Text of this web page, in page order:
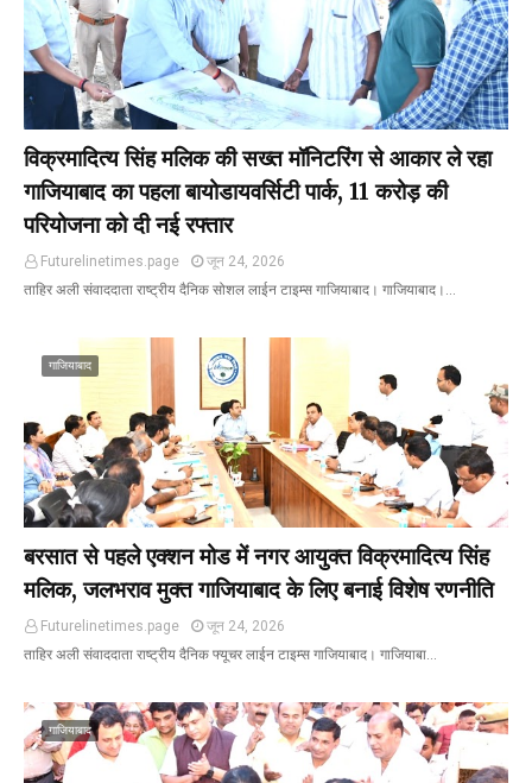
विक्रमादित्य सिंह मलिक की सख्त मॉनिटरिंग से आकार ले रहा
गाजियाबाद का पहला बायोडायवर्सिटी पार्क, 11 करोड़ की
परियोजना को दी नई रफ्तार
Futurelinetimes.page
जून 24, 2026
ताहिर अली संवाददाता राष्ट्रीय दैनिक सोशल लाईन टाइम्स गाजियाबाद। गाजियाबाद।…
गाजियाबाद
बरसात से पहले एक्शन मोड में नगर आयुक्त विक्रमादित्य सिंह
मलिक, जलभराव मुक्त गाजियाबाद के लिए बनाई विशेष रणनीति
Futurelinetimes.page
जून 24, 2026
ताहिर अली संवाददाता राष्ट्रीय दैनिक फ्यूचर लाईन टाइम्स गाजियाबाद। गाजियाबा…
गाजियाबाद